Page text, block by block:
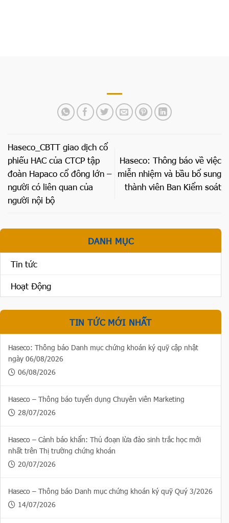
Haseco_CBTT giao dịch cổ
phiếu HAC của CTCP tập
đoàn Hapaco cổ đông lớn –
người có liên quan của
người nội bộ
Haseco: Thông báo về việc
miễn nhiệm và bầu bổ sung
thành viên Ban Kiểm soát
DANH MỤC
Tin tức
Hoạt Động
TIN TỨC MỚI NHẤT
Haseco: Thông báo Danh mục chứng khoán ký quỹ cập nhật
ngày 06/08/2026
06/08/2026
Haseco – Thông báo tuyển dụng Chuyên viên Marketing
28/07/2026
Haseco – Cảnh báo khẩn: Thủ đoạn lừa đảo sinh trắc học mới
nhất trên Thị trường chứng khoán
20/07/2026
Haseco – Thông báo Danh mục chứng khoán ký quỹ Quý 3/2026
14/07/2026